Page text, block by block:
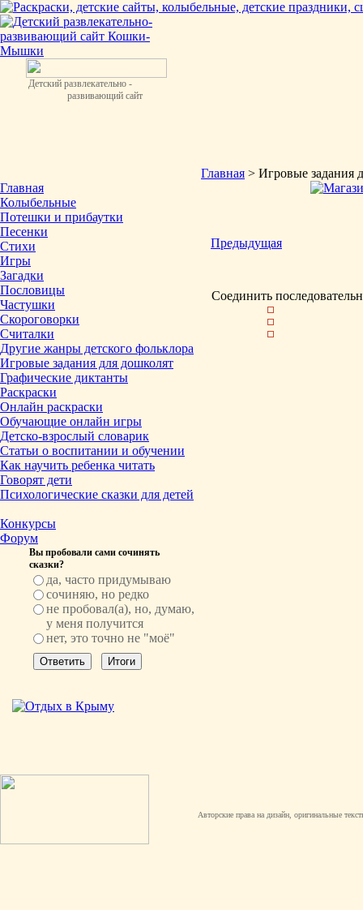
Детский развлекательно -
развивающий сайт
Главная
Колыбельные
Потешки и прибаутки
Песенки
Стихи
Игры
Загадки
Пословицы
Частушки
Скороговорки
Считалки
Другие жанры детского фольклора
Игровые задания для дошколят
Графические диктанты
Раскраски
Онлайн раскраски
Обучающие онлайн игры
Детско-взрослый словарик
Статьи о воспитании и обучении
Как научить ребенка читать
Говорят дети
Психологические сказки для детей
Конкурсы
Форум
Вы пробовали сами сочинять
сказки?
да, часто придумываю
сочиняю, но редко
не пробовал(а), но, думаю,
у меня получится
нет, это точно не "моё"
Главная > Игровые задания
Предыдущая
Соединить
Авторские права на дизайн, оригинальные